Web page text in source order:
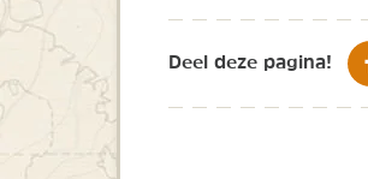
Deel deze pagina!